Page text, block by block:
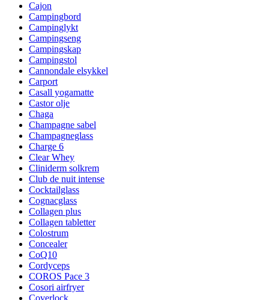
Cajon
Campingbord
Campinglykt
Campingseng
Campingskap
Campingstol
Cannondale elsykkel
Carport
Casall yogamatte
Castor olje
Chaga
Champagne sabel
Champagneglass
Charge 6
Clear Whey
Cliniderm solkrem
Club de nuit intense
Cocktailglass
Cognacglass
Collagen plus
Collagen tabletter
Colostrum
Concealer
CoQ10
Cordyceps
COROS Pace 3
Cosori airfryer
Coverlock